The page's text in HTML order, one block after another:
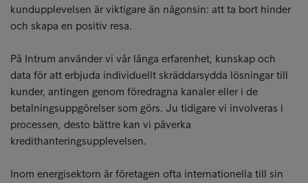
kundupplevelsen är viktigare än någonsin: att ta bort hinder
och skapa en positiv resa.
På Intrum använder vi vår långa erfarenhet, kunskap och
data för att erbjuda individuellt skräddarsydda lösningar till
kunder, antingen genom föredragna kanaler eller i de
betalningsuppgörelser som görs. Ju tidigare vi involveras i
processen, desto bättre kan vi påverka
kredithanteringsupplevelsen.
Inom energisektorn är företagen ofta internationella till sin